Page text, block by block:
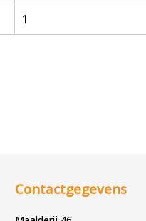
1
Contactgegevens